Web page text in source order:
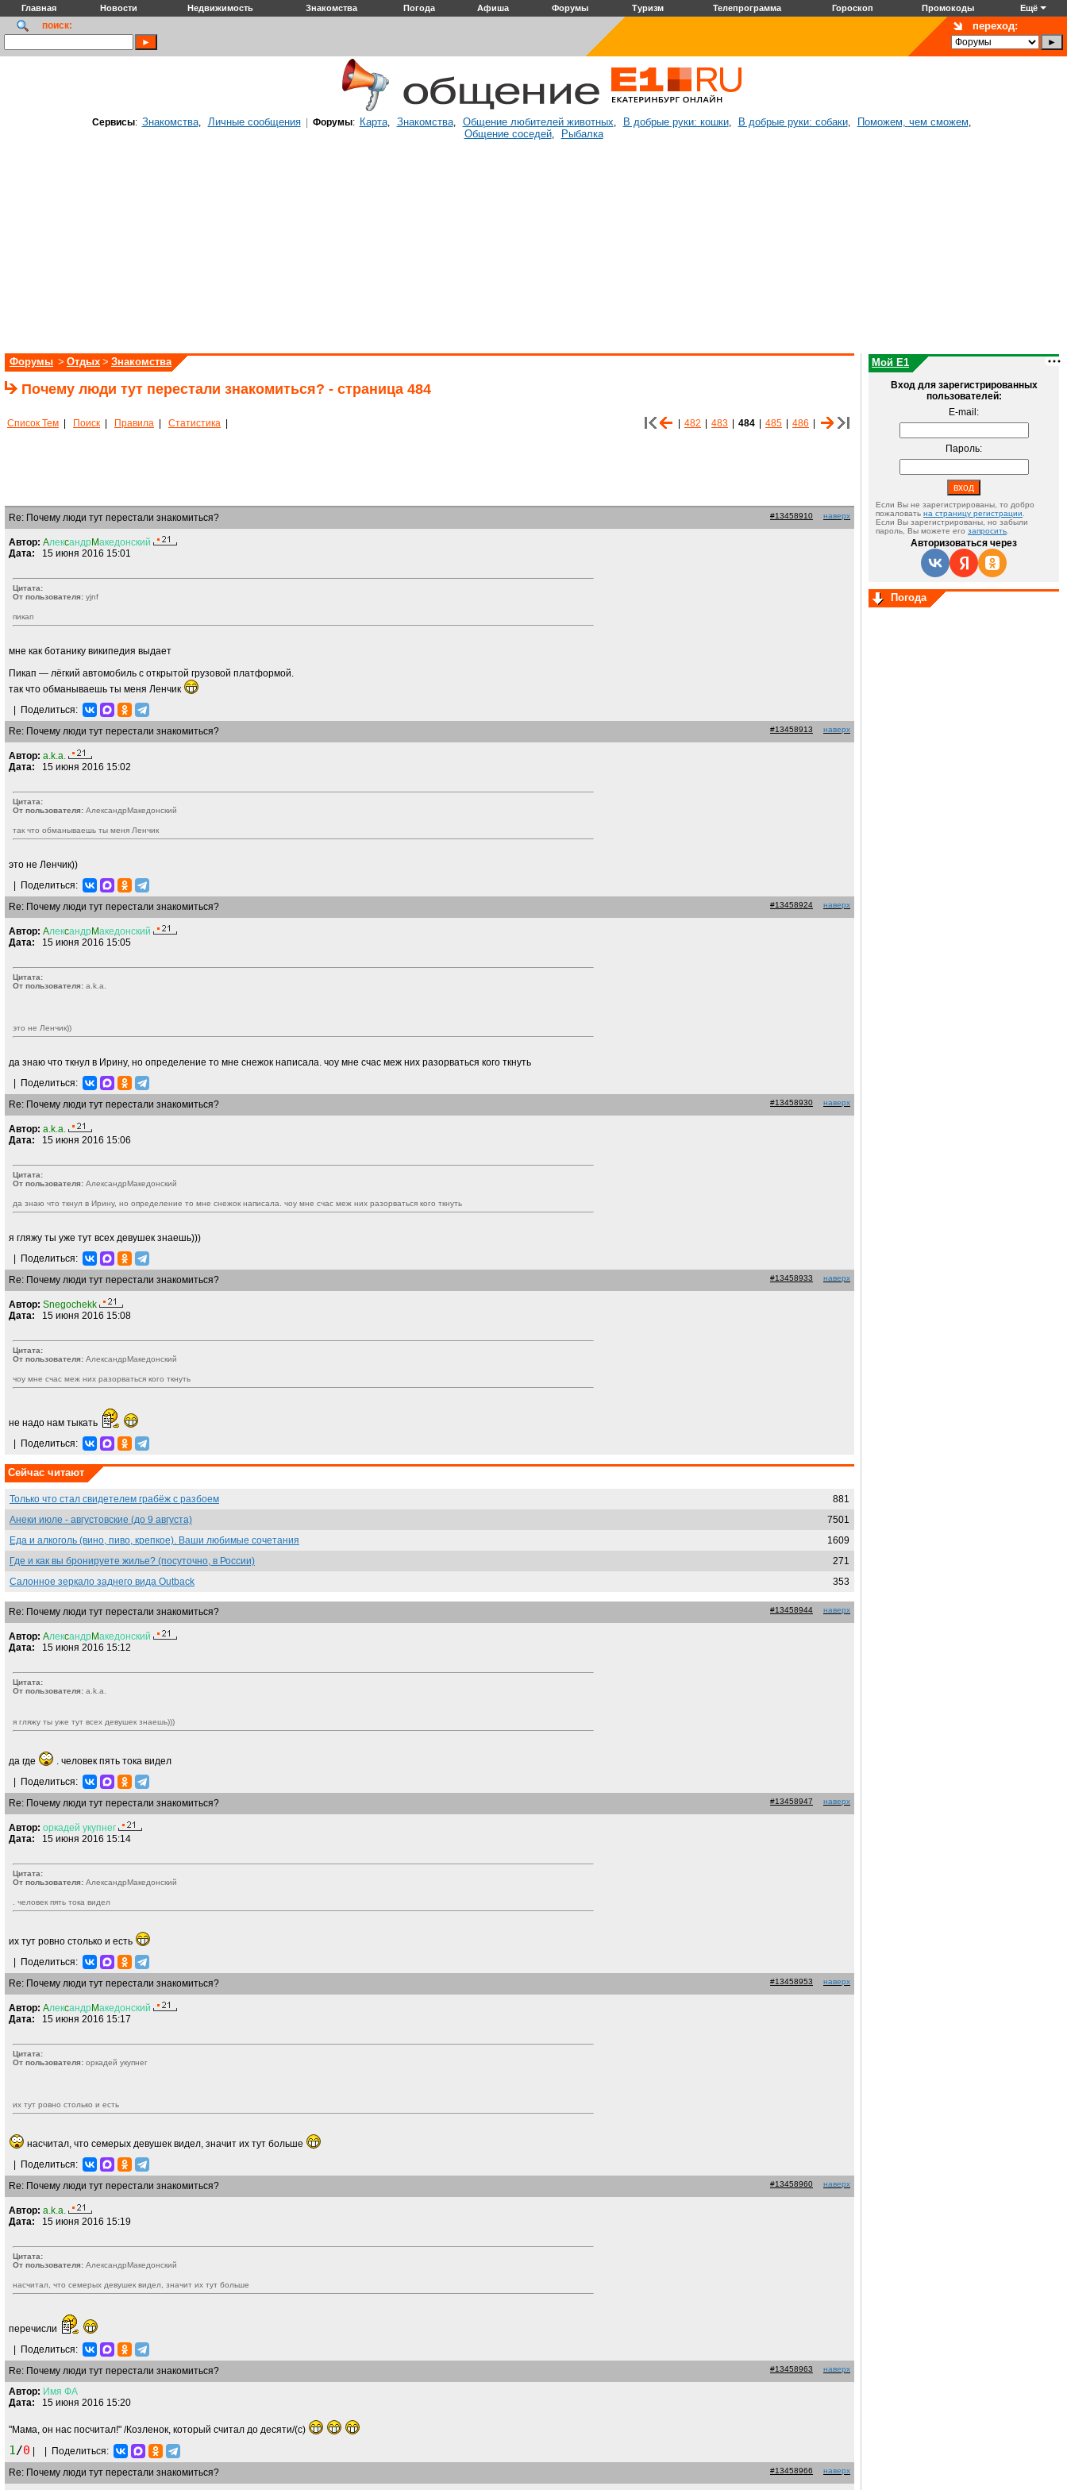
Главная Новости Недвижимость Знакомства Погода Афиша Форумы Туризм Телепрограмма Гороскоп Промокоды Ещё
поиск: переход:
Сервисы: Знакомства, Личные сообщения| Форумы: Карта, Знакомства, Общение любителей животных, В добрые руки: кошки, В добрые руки: собаки, Поможем, чем сможем,
Общение соседей, Рыбалка
Форумы > Отдых > Знакомства
Почему люди тут перестали знакомиться? - страница 484
Список Тем Поиск Правила Статистика 482 483 484 485 486
Re: Почему люди тут перестали знакомиться? #13458910 наверх
Автор: AлекcандрMакедонский
Дата: 15 июня 2016 15:01
Цитата:
От пользователя: yjnf
пикап
мне как ботанику википедия выдает
Пикап — лёгкий автомобиль с открытой грузовой платформой.
так что обманываешь ты меня Ленчик
Поделиться:
Re: Почему люди тут перестали знакомиться?
#13458913 наверх
Автор: a.k.a.
Дата: 15 июня 2016 15:02
Цитата:
От пользователя: AлекcандрMакедонский
так что обманываешь ты меня Ленчик
это не Ленчик))
Поделиться:
Re: Почему люди тут перестали знакомиться?
#13458924 наверх
Автор: AлекcандрMакедонский
Дата: 15 июня 2016 15:05
Цитата:
От пользователя: a.k.a.
это не Ленчик))
да знаю что ткнул в Ирину, но определение то мне снежок написала. чоу мне счас меж них разорваться кого ткнуть
Поделиться:
Re: Почему люди тут перестали знакомиться?
#13458930 наверх
Автор: a.k.a.
Дата: 15 июня 2016 15:06
Цитата:
От пользователя: AлекcандрMакедонский
да знаю что ткнул в Ирину, но определение то мне снежок написала. чоу мне счас меж них разорваться кого ткнуть
я гляжу ты уже тут всех девушек знаешь)))
Поделиться:
Re: Почему люди тут перестали знакомиться?
#13458933 наверх
Автор: Snegochekk
Дата: 15 июня 2016 15:08
Цитата:
От пользователя: AлекcандрMакедонский
чоу мне счас меж них разорваться кого ткнуть
не надо нам тыкать
Поделиться:
Сейчас читают
Только что стал свидетелем грабёж с разбоем
881
Анеки июле - августовские (до 9 августа)
7501
Еда и алкоголь (вино, пиво, крепкое). Ваши любимые сочетания
1609
Где и как вы бронируете жилье? (посуточно, в России)
271
Салонное зеркало заднего вида Outback
353
Re: Почему люди тут перестали знакомиться? #13458944 наверх
Автор: AлекcандрMакедонский
Дата: 15 июня 2016 15:12
Цитата:
От пользователя: a.k.a.
я гляжу ты уже тут всех девушек знаешь)))
да где
. человек пять тока видел
Поделиться:
Re: Почему люди тут перестали знакомиться?
#13458947 наверх
Автор: оркадей укупнег
Дата: 15 июня 2016 15:14
Цитата:
От пользователя: AлекcандрMакедонский
. человек пять тока видел
их тут ровно столько и есть
Поделиться:
Re: Почему люди тут перестали знакомиться?
#13458953 наверх
Автор: AлекcандрMакедонский
Дата: 15 июня 2016 15:17
Цитата:
От пользователя: оркадей укупнег
их тут ровно столько и есть
насчитал, что семерых девушек видел, значит их тут больше
Поделиться:
Re: Почему люди тут перестали знакомиться?
#13458960 наверх
Автор: a.k.a.
Дата: 15 июня 2016 15:19
Цитата:
От пользователя: AлекcандрMакедонский
насчитал, что семерых девушек видел, значит их тут больше
перечисли
Поделиться:
Re: Почему люди тут перестали знакомиться?
#13458963 наверх
Автор: Имя ФА
Дата: 15 июня 2016 15:20
"Мама, он нас посчитал!" /Козленок, который считал до десяти/(с)
1/0
Поделиться:
Re: Почему люди тут перестали знакомиться?
#13458966 наверх
Мой E1
Вход для зарегистрированных
пользователей:
E-mail:
Пароль:
Если Вы не зарегистрированы, то добро
пожаловать на страницу регистрации
Если Вы зарегистрированы, но забыли
пароль, Вы можете его запросить
Авторизоваться через
Погода